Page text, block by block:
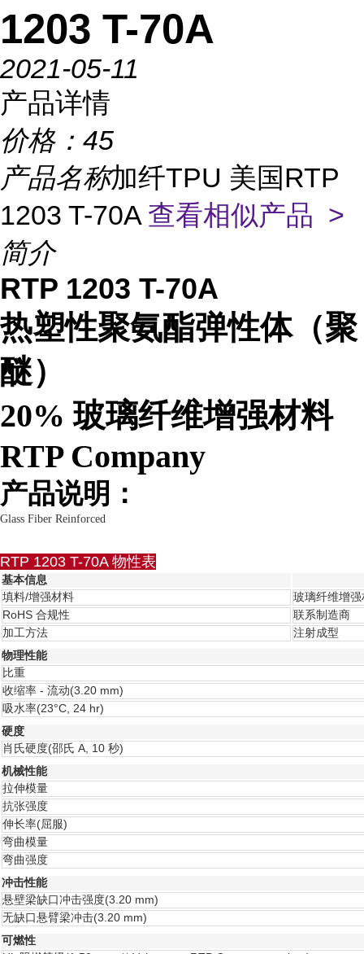
1203 T-70A
2021-05-11
产品详情
价格： 45
产品名称加纤TPU 美国RTP
1203 T-70A 查看相似产品 >
简介
RTP 1203 T-70A
热塑性聚氨酯弹性体（聚
醚）
20% 玻璃纤维增强材料
RTP Company
产品说明：
Glass Fiber Reinforced
RTP 1203 T-70A 物性表
基本信息
填料/增强材料
玻璃纤维增
RoHS 合规性
联系制造商
加工方法
注射成型
物理性能
比重
收缩率 - 流动(3.20 mm)
吸水率(23°C, 24 hr)
硬度
肖氏硬度(邵氏 A, 10 秒)
机械性能
拉伸模量
抗张强度
伸长率(屈服)
弯曲模量
弯曲强度
冲击性能
悬壁梁缺口冲击强度(3.20 mm)
无缺口悬臂梁冲击(3.20 mm)
可燃性